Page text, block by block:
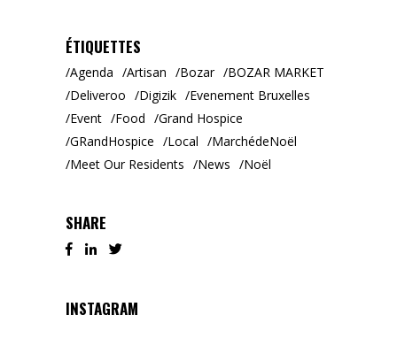
ÉTIQUETTES
Agenda Artisan Bozar
BOZAR MARKET
Deliveroo
Digizik
Evenement Bruxelles
Event
Food
Grand Hospice
GRandHospice
Local
MarchédeNoël
Meet Our Residents
News Noël
SHARE
INSTAGRAM